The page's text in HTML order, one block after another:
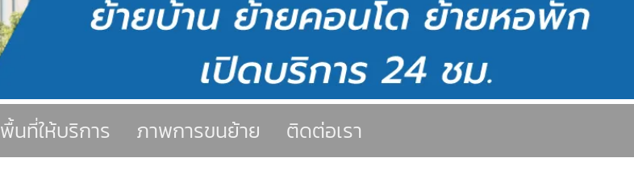
พื้นที่ให้บริการ ภาพการขนย้าย ติดต่อเรา